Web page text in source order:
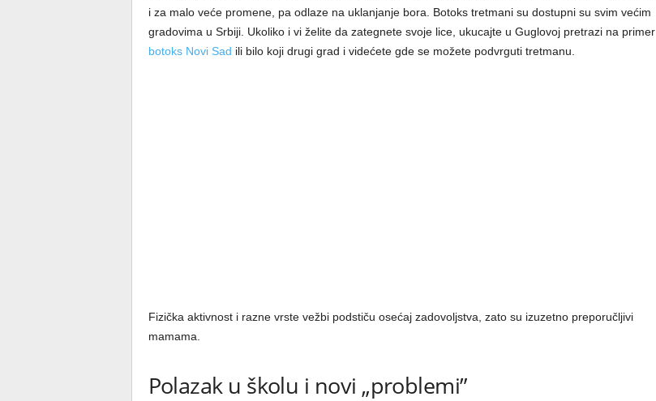
i za malo veće promene, pa odlaze na uklanjanje bora. Botoks tretmani su dostupni su svim većim
gradovima u Srbiji. Ukoliko i vi želite da zategnete svoje lice, ukucajte u Guglovoj pretrazi na primer
botoks Novi Sad ili bilo koji drugi grad i videćete gde se možete podvrguti tretmanu.
Fizička aktivnost i razne vrste vežbi podstiču osećaj zadovoljstva, zato su izuzetno preporučljivi
mamama.
Polazak u školu i novi „problemi”